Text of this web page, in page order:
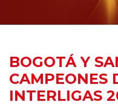
BOGOTÁ Y
CAMPEONES
INTERLIGAS